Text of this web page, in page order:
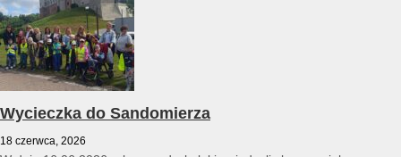
Wycieczka do Sandomierza
18 czerwca, 2026